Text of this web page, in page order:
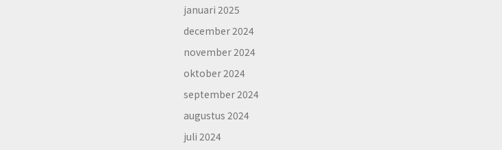
januari 2025
december 2024
november 2024
oktober 2024
september 2024
augustus 2024
juli 2024